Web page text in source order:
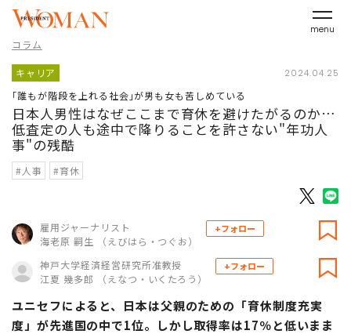
menu
コラム
キャリア 2024.04.25
｢誰もが階段を上れる社会｣が男も女も苦しめている
日本人男性はなぜここまで育休を避けたがるのか…
低査定の人も途中で降りることを許さない"年功人
事"の残酷
#人事 #育休
雇用ジャーナリスト
海老原 嗣生 （えびはら・つぐお）
+フォロー
神戸大学経済経営研究所准教授
江夏 幾多郎 （えなつ・いくたろう）
+フォロー
ユニセフによると、日本は父親のための「育休制度充実
度」が先進国の中で1位。しかし取得率は17％と低いまま